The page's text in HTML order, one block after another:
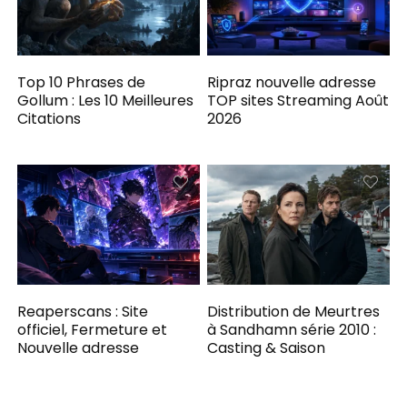
Top 10 Phrases de
Gollum : Les 10 Meilleures
Citations
Ripraz nouvelle adresse
TOP sites Streaming Août
2026
Reaperscans : Site
officiel, Fermeture et
Nouvelle adresse
Distribution de Meurtres
à Sandhamn série 2010 :
Casting & Saison